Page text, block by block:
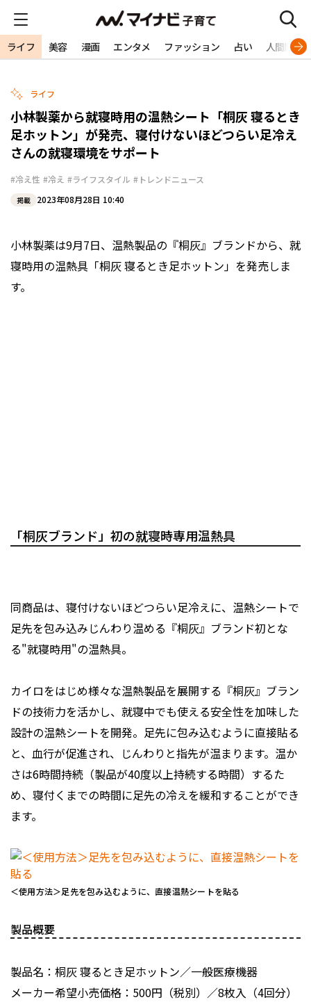
ライフ 美容 漫画 エンタメ ファッション 占い 人間関係
ライフ
小林製薬から就寝時用の温熱シート「桐灰 寝るとき
足ホットン」が発売、寝付けないほどつらい足冷え
さんの就寝環境をサポート
#冷え性 #冷え #ライフスタイル #トレンドニュース
掲載 2023年08月28日 10:40
小林製薬は9月7日、温熱製品の『桐灰』ブランドから、就
寝時用の温熱具「桐灰 寝るとき足ホットン」を発売しま
す。
「桐灰ブランド」初の就寝時専用温熱具
同商品は、寝付けないほどつらい足冷えに、温熱シートで
足先を包み込みじんわり温める『桐灰』ブランド初とな
る"就寝時用"の温熱具。
カイロをはじめ様々な温熱製品を展開する『桐灰』ブラン
ドの技術力を活かし、就寝中でも使える安全性を加味した
設計の温熱シートを開発。足先に包み込むように直接貼る
と、血行が促進され、じんわりと指先が温まります。温か
さは6時間持続（製品が40度以上持続する時間）するた
め、寝付くまでの時間に足先の冷えを緩和することができ
ます。
＜使用方法＞足先を包み込むように、直接温熱シートを貼る
製品概要
製品名：桐灰 寝るとき足ホットン／一般医療機器
メーカー希望小売価格：500円（税別）／8枚入（4回分）